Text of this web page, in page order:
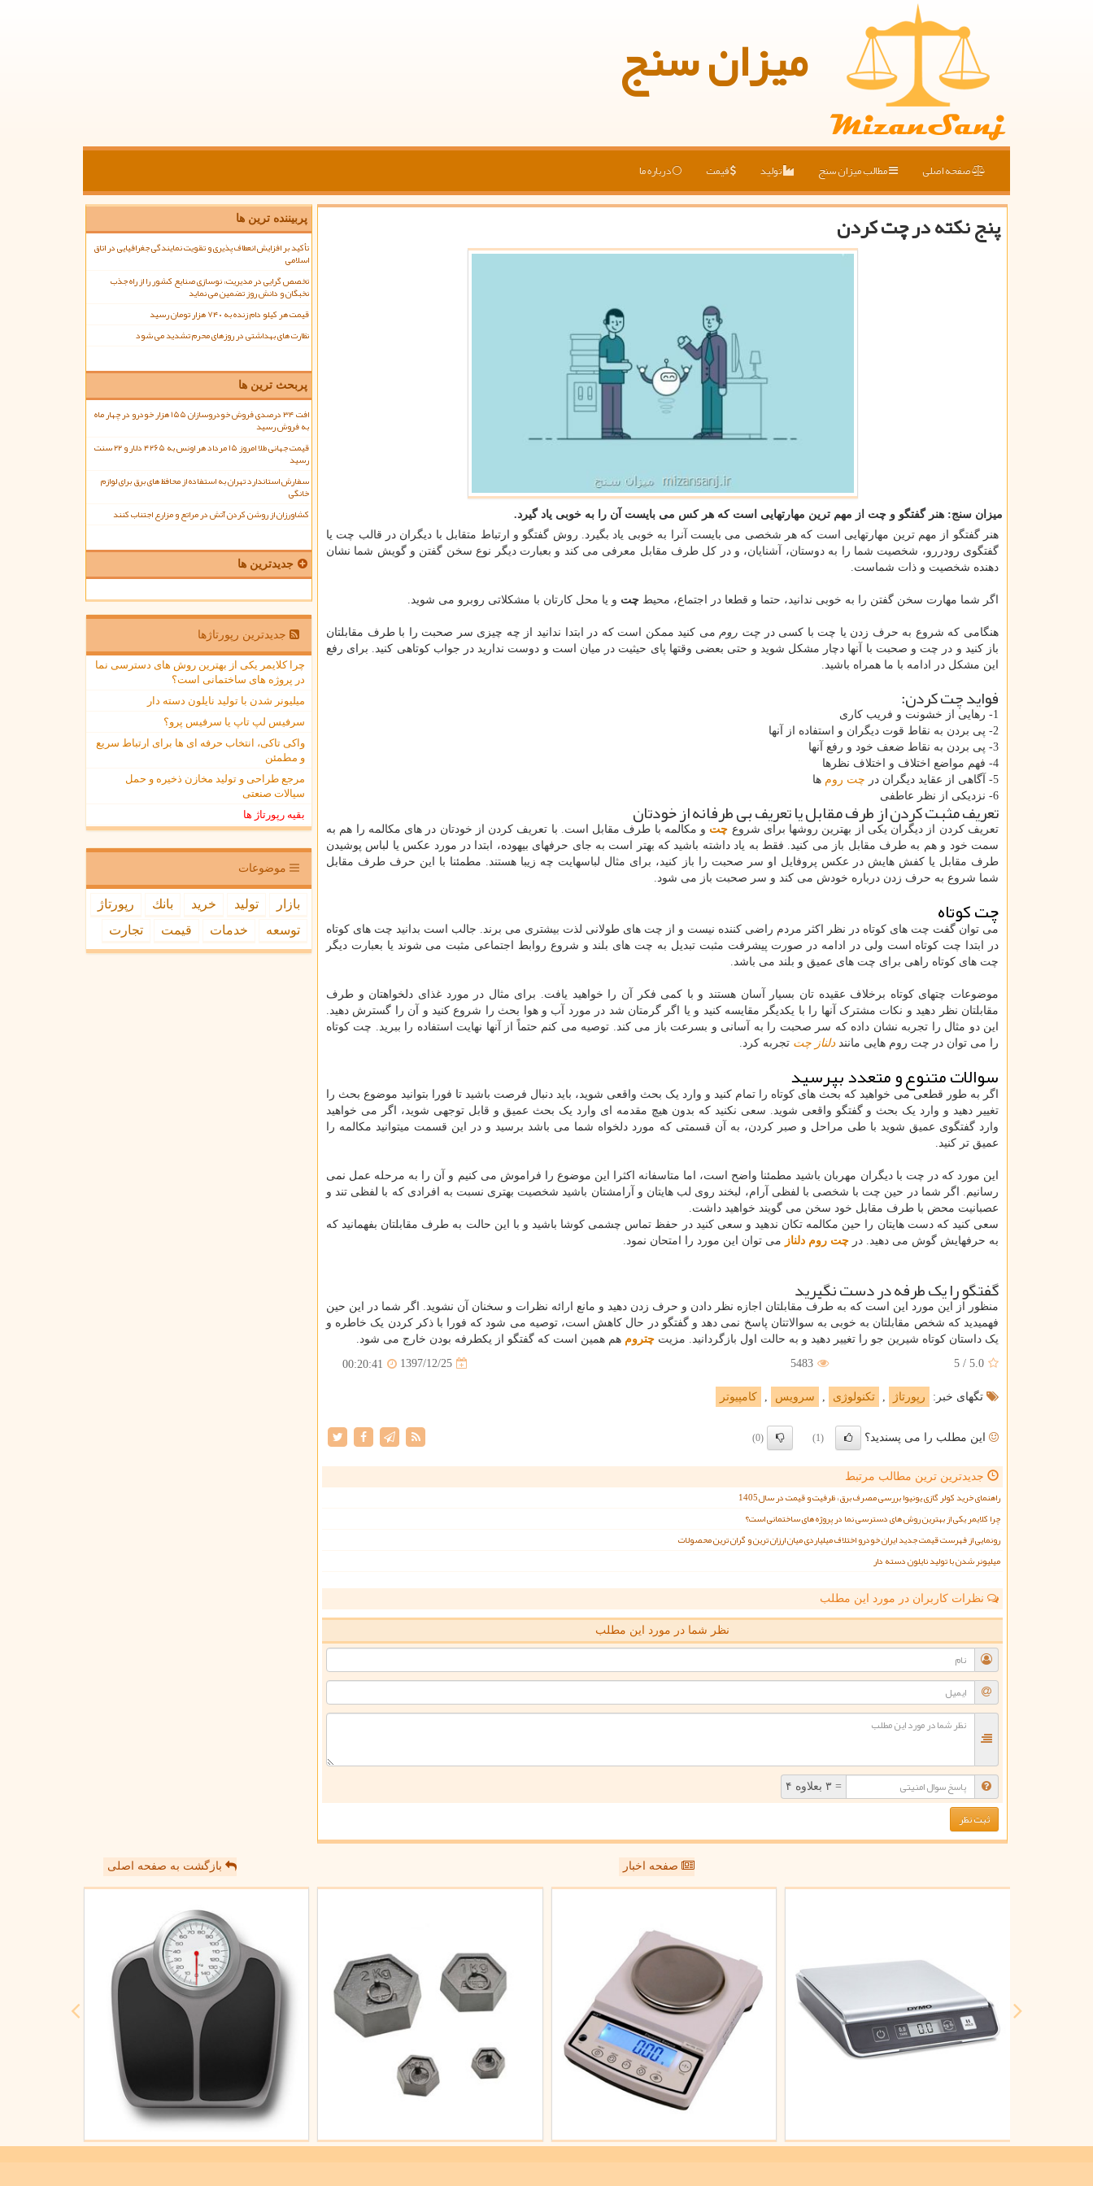
میزان سنج
صفحه اصلی مطالب میزان سنج تولید قیمت درباره ما
پنج نكته در چت كردن
میزان سنج: هنر گفتگو و چت از مهم ترین مهارتهایی است كه هر كس می بایست آن را به خوبی یاد گیرد.
هنر گفتگو از مهم ترین مهارتهایی است که هر شخصی می بایست آنرا به خوبی یاد بگیرد. روش گفتگو و ارتباط متقابل با دیگران در قالب چت یا
گفتگوی رودررو، شخصیت شما را به دوستان، آشنایان، و در کل طرف مقابل معرفی می کند و بعبارت دیگر نوع سخن گفتن و گویش شما نشان
دهنده شخصیت و ذات شماست.
اگر شما مهارت سخن گفتن را به خوبی ندانید، حتما و قطعا در اجتماع، محیط چت و یا محل کارتان با مشکلاتی روبرو می شوید.
هنگامی که شروع به حرف زدن یا چت با کسی درچت روم می کنید ممکن است که در ابتدا ندانید از چه چیزی سر صحبت را با طرف مقابلتان
باز کنید و در چت و صحبت با آنها دچار مشکل شوید و حتی بعضی وقتها پای حیثیت در میان است و دوست ندارید در جواب کوتاهی کنید. برای رفع
این مشکل در ادامه با ما همراه باشید.
فواید چت کردن:
1- رهایی از خشونت و فریب کاری
2- پی بردن به نقاط قوت دیگران و استفاده از آنها
3- پی بردن به نقاط ضعف خود و رفع آنها
4- فهم مواضع اختلاف و اختلاف نظرها
5- آگاهی از عقاید دیگران در
چت روم ها
6- نزدیکی از نظر عاطفی
تعریف مثبت کردن از طرف مقابل یا تعریف بی طرفانه از خودتان
تعریف کردن از دیگران یکی از بهترین روشها برای شروع چت و مکالمه با طرف مقابل است. با تعریف کردن از خودتان در های مکالمه را هم به
سمت خود و هم به طرف مقابل باز می کنید. فقط به یاد داشته باشید که بهتر است به جای حرفهای بیهوده، ابتدا در مورد عکس یا لباس پوشیدن
طرف مقابل یا کفش هایش در عکس پروفایل او سر صحبت را باز کنید، برای مثال لباسهایت چه زیبا هستند. مطمئنا با این حرف طرف مقابل
شما شروع به حرف زدن درباره خودش می کند و سر صحبت باز می شود.
چت کوتاه
می توان گفت چت های کوتاه در نظر اکثر مردم راضی کننده نیست و از چت های طولانی لذت بیشتری می برند. جالب است بدانید چت های کوتاه
در ابتدا چت کوتاه است ولی در ادامه در صورت پیشرفت مثبت تبدیل به چت های بلند و شروع روابط اجتماعی مثبت می شوند یا بعبارت دیگر
چت های کوتاه راهی برای چت های عمیق و بلند می باشد.
موضوعات چتهای کوتاه برخلاف عقیده تان بسیار آسان هستند و با کمی فکر آن را خواهید یافت. برای مثال در مورد غذای دلخواهتان و طرف
مقابلتان نظر دهید و نکات مشترک آنها را با یکدیگر مقایسه کنید و یا اگر گرمتان شد در مورد آب و هوا بحث را شروع کنید و آن را گسترش دهید.
این دو مثال را تجربه نشان داده که سر صحبت را به آسانی و بسرعت باز می کند. توصیه می کنم حتماً از آنها نهایت استفاده را ببرید. چت کوتاه
را می توان در چت روم هایی ماننددلناز چت تجربه کرد.
سوالات متنوع و متعدد بپرسید
اگر به طور قطعی می خواهید که بحث های کوتاه را تمام کنید و وارد یک بحث واقعی شوید، باید دنبال فرصت باشید تا فورا بتوانید موضوع بحث را
تغییر دهید و وارد یک بحث و گفتگو واقعی شوید. سعی نکنید که بدون هیچ مقدمه ای وارد یک بحث عمیق و قابل توجهی شوید، اگر می خواهید
وارد گفتگوی عمیق شوید با طی مراحل و صبر کردن، به آن قسمتی که مورد دلخواه شما می باشد برسید و در این قسمت میتوانید مکالمه را
عمیق تر کنید.
این مورد که در چت با دیگران مهربان باشید مطمئنا واضح است، اما متاسفانه اکثرا این موضوع را فراموش می کنیم و آن را به مرحله عمل نمی
رسانیم. اگر شما در حین چت با شخصی با لفظی آرام، لبخند روی لب هایتان و آرامشتان باشید شخصیت بهتری نسبت به افرادی که با لفظی تند و
عصبانیت محض با طرف مقابل خود سخن می گویند خواهید داشت.
سعی کنید که دست هایتان را حین مکالمه تکان ندهید و سعی کنید در حفظ تماس چشمی کوشا باشید و با این حالت به طرف مقابلتان بفهمانید که
به حرفهایش گوش می دهید. در چت روم دلناز می توان این مورد را امتحان نمود.
گفتگو را یک طرفه در دست نگیرید
منظور از این مورد این است که به طرف مقابلتان اجازه نظر دادن و حرف زدن دهید و مانع ارائه نظرات و سخنان آن نشوید. اگر شما در این حین
فهمیدید که شخص مقابلتان به خوبی به سوالاتتان پاسخ نمی دهد و گفتگو در حال کاهش است، توصیه می شود که فورا با ذکر کردن یک خاطره و
یک داستان کوتاه شیرین جو را تغییر دهید و به حالت اول بازگردانید. مزیت چتروم هم همین است که گفتگو از یکطرفه بودن خارج می شود.
5.0
/
5
5483
1397/12/25
00:20:41
تگهای خبر: رپورتاژ تكنولوژی سرویس كامپیوتر
این مطلب را می پسندید؟ (1)
(0)
جدیدترین ترین مطالب مرتبط
راهنمای خرید کولر گازی یونیوا بررسی مصرف برق، ظرفیت و قیمت در سال1405
چرا کلایمر یکی از بهترین روش های دسترسی نما در پروژه های ساختمانی است؟
رونمایی از فهرست قیمت جدید ایران خودرو اختلاف میلیاردی میان ارزان ترین و گران ترین محصولات
میلیونر شدن با تولید نایلون دسته دار
نظرات کاربران در مورد این مطلب
نظر شما در مورد این مطلب
= ۳ بعلاوه ۴
پربیننده ترین ها
تأکید بر افزایش انعطاف پذیری و تقویت نمایندگی جغرافیایی در اتاق
اسلامی
تخصص گرایی در مدیریت، نوسازی صنایع کشور را از راه جذب
نخبگان و دانش روز تضمین می نماید
قیمت هر کیلو دام زنده به ۷۴۰ هزار تومان رسید
نظارت های بهداشتی در روزهای محرم تشدید می شود
پربحث ترین ها
افت ۳۴ درصدی فروش خودروسازان ۱۵۵ هزار خودرو در چهار ماه
به فروش رسید
قیمت جهانی طلا امروز ۱۵ مرداد هر اونس به ۴۲۶۵ دلار و ۲۲ سنت
رسید
سفارش استاندارد تهران به استفاده از محافظ های برق برای لوازم
خانگی
کشاورزان از روشن کردن آتش در مراتع و مزارع اجتناب کنند
جدیدترین ها
جدیدترین رپورتاژها
چرا کلایمر یکی از بهترین روش های دسترسی نما
در پروژه های ساختمانی است؟
میلیونر شدن با تولید نایلون دسته دار
سرفیس لپ تاپ یا سرفیس پرو؟
واکی تاکی، انتخاب حرفه ای ها برای ارتباط سریع
و مطمئن
مرجع طراحی و تولید مخازن ذخیره و حمل
سیالات صنعتی
بقیه رپورتاژ ها
موضوعات
بازار تولید خرید بانك
رپورتاژ
توسعه
خدمات قیمت تجارت
صفحه اخبار بازگشت به صفحه اصلی